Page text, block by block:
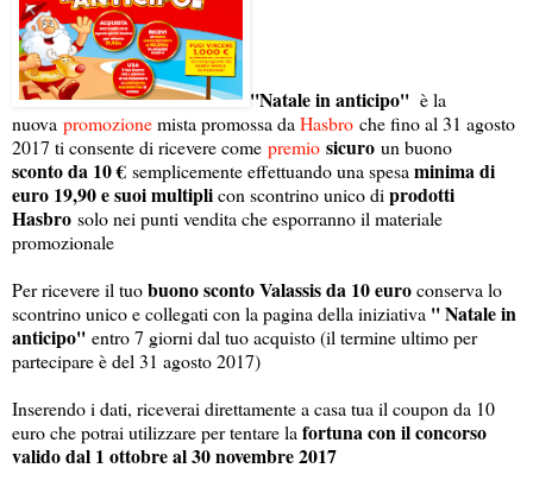
''Natale in anticipo'' è la
nuova promozionemista promossa da Hasbro che fino al 31 agosto
2017 ti consente di ricevere come premio sicuro un buono
sconto da 10 € semplicemente effettuando una spesa minima di
euro 19,90 e suoi multiplicon scontrino unico di prodotti
Hasbro solo nei punti vendita che esporranno il materiale
promozionale
Per ricevere il tuobuono sconto Valassis da 10 euroconserva lo
scontrino unico e collegati con la pagina della iniziativa '' Natale in
anticipo'' entro 7 giorni dal tuo acquisto (il termine ultimo per
partecipare è del 31 agosto 2017)
Inserendo i dati, riceverai direttamente a casa tua il coupon da 10
euro che potrai utilizzare per tentare la fortuna con il concorso
valido dal 1 ottobre al 30 novembre 2017